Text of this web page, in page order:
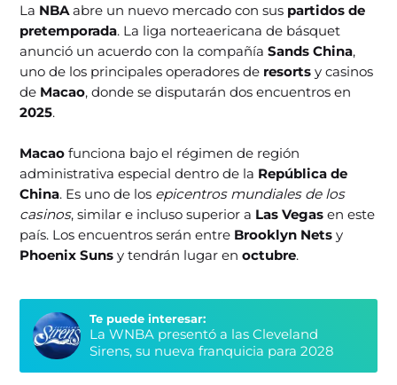
La NBAabre un nuevo mercado con sus partidos de
pretemporada. La liga norteaericana de básquet
anunció un acuerdo con la compañíaSands China,
uno de los principales operadores de resortsy casinos
de Macao, donde se disputarán dos encuentros en
2025.
Macaofunciona bajo el régimen de región
administrativa especial dentro de la República de
China. Es uno de los epicentros mundiales de los
casinos, similar e incluso superior a Las Vegasen este
país. Los encuentros serán entre Brooklyn Netsy
Phoenix Sunsy tendrán lugar enoctubre.
Te puede interesar:
La WNBA presentó a las Cleveland
Sirens, su nueva franquicia para 2028